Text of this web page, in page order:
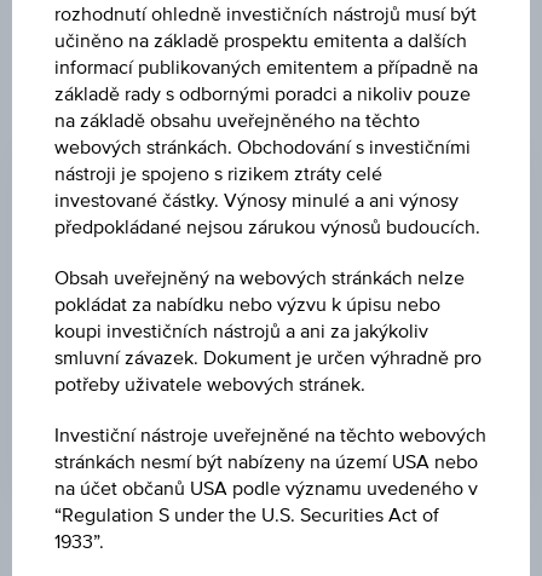
ZMĚNA
--
NÁKUP
PRODEJ
-
POSLEDNÍ AKTUALIZACE
Tržní data
rozhodnutí ohledně investičních nástrojů musí být
učiněno na základě prospektu emitenta a dalších
informací publikovaných emitentem a případně na
základě rady s odbornými poradci a nikoliv pouze
na základě obsahu uveřejněného na těchto
webových stránkách. Obchodování s investičními
nástroji je spojeno s rizikem ztráty celé
investované částky. Výnosy minulé a ani výnosy
předpokládané nejsou zárukou výnosů budoucích.
Obsah uveřejněný na webových stránkách nelze
pokládat za nabídku nebo výzvu k úpisu nebo
koupi investičních nástrojů a ani za jakýkoliv
smluvní závazek. Dokument je určen výhradně pro
potřeby uživatele webových stránek.
Investiční nástroje uveřejněné na těchto webových
stránkách nesmí být nabízeny na území USA nebo
na účet občanů USA podle významu uvedeného v
“Regulation S under the U.S. Securities Act of
1933”.